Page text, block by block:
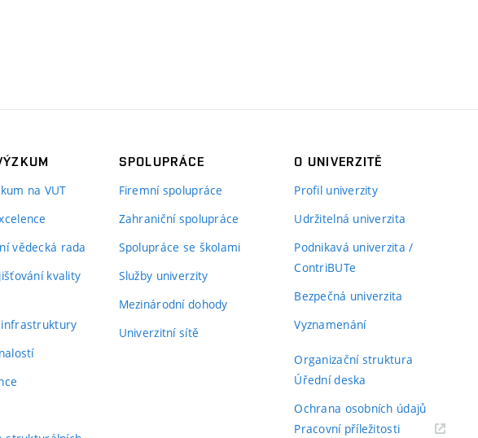
na VUT
vědecká rada
kvality
infrastruktury
SPOLUPRÁCE
Firemní spolupráce
Zahraniční spolupráce
Spolupráce se školami
Služby univerzity
Mezinárodní dohody
Univerzitní sítě
O UNIVERZITĚ
Profil univerzity
Udržitelná univerzita
Podnikavá univerzita /
ContriBUTe
Bezpečná univerzita
Vyznamenání
Organizační struktura
Úřední deska
Ochrana osobních údajů
Pracovní příležitosti(externí